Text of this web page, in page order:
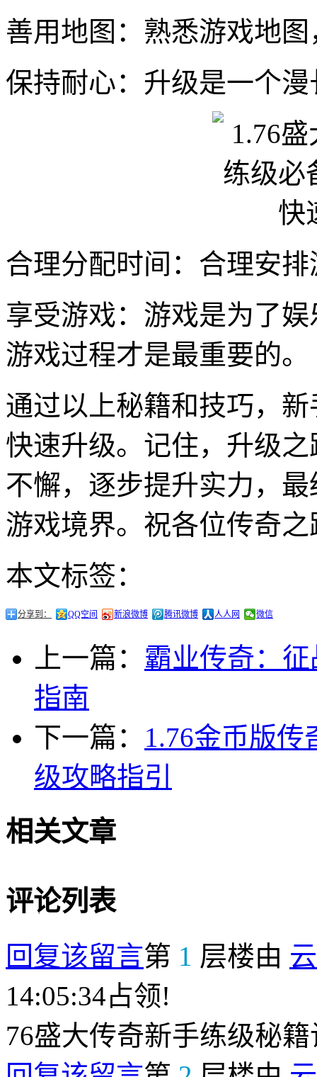
善用地图：熟悉游戏地
保持耐心：升级是一个
合理分配时间：合理安
享受游戏：游戏是为了
游戏过程才是最重要的。
通过以上秘籍和技巧，
快速升级。记住，升级
不懈，逐步提升实力，
游戏境界。祝各位传奇
本文标签：
分享到： QQ空间 新浪微博 腾讯微博 人人网 微信
上一篇： 霸业传奇：
指南
下一篇： 1.76金币版
级攻略指引
相关文章
评论列表
回复该留言第 1 层楼由
14:05:34占领!
76盛大传奇新手练级秘